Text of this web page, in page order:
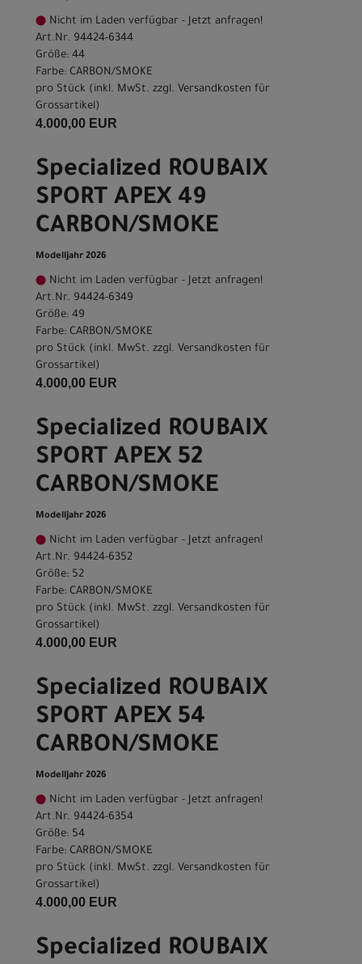
Nicht im Laden verfügbar - Jetzt anfragen!
Art.Nr. 94424-6344
Größe: 44
Farbe: CARBON/SMOKE
pro Stück (inkl. MwSt. zzgl. Versandkosten für
Grossartikel)
4.000,00 EUR
Specialized ROUBAIX
SPORT APEX 49
CARBON/SMOKE
Modelljahr 2026
Nicht im Laden verfügbar - Jetzt anfragen!
Art.Nr. 94424-6349
Größe: 49
Farbe: CARBON/SMOKE
pro Stück (inkl. MwSt. zzgl. Versandkosten für
Grossartikel)
4.000,00 EUR
Specialized ROUBAIX
SPORT APEX 52
CARBON/SMOKE
Modelljahr 2026
Nicht im Laden verfügbar - Jetzt anfragen!
Art.Nr. 94424-6352
Größe: 52
Farbe: CARBON/SMOKE
pro Stück (inkl. MwSt. zzgl. Versandkosten für
Grossartikel)
4.000,00 EUR
Specialized ROUBAIX
SPORT APEX 54
CARBON/SMOKE
Modelljahr 2026
Nicht im Laden verfügbar - Jetzt anfragen!
Art.Nr. 94424-6354
Größe: 54
Farbe: CARBON/SMOKE
pro Stück (inkl. MwSt. zzgl. Versandkosten für
Grossartikel)
4.000,00 EUR
Specialized ROUBAIX